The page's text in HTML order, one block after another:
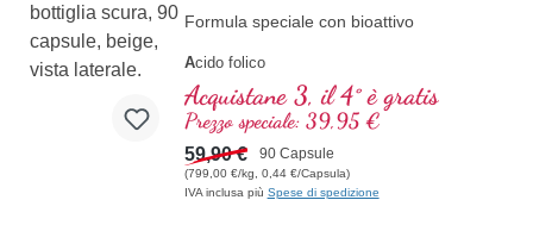
Formula speciale con bioattivo
Acido folico
Arginina
Licopene
C urcuma
Curcumina
Acido ascorbico
Resveratrolo
Acquistane 3, il 4° è gratis
Prezzo speciale: 39,95 €
59,90 € 90 Capsule
(799,00 €/kg, 0,44 €/Capsula)
IVA inclusa più Spese di spedizione